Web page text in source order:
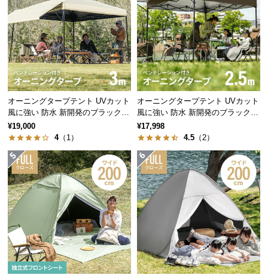
開
梱
設
置
サ
ー
ビ
ス
に
つ
搬
路
に
つ
い
オーニングタープテント UVカット
風に強い 防水 新開発のブラックコ
ーティングタイプも 3m
¥19,000
4（1）
オーニングタープテント UVカット
風に強い 防水 新開発のブラックコ
ーティングタイプも 2.5m
¥17,998
4.5 （2）